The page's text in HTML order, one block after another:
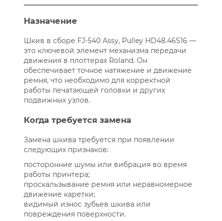
Назначение
Шкив в сборе FJ-540 Assy, Pulley HD48.46S16 —
это ключевой элемент механизма передачи
движения в плоттерах Roland. Он
обеспечивает точное натяжение и движение
ремня, что необходимо для корректной
работы печатающей головки и других
подвижных узлов.
Когда требуется замена
Замена шкива требуется при появлении
следующих признаков:
посторонние шумы или вибрация во время
работы принтера;
проскальзывание ремня или неравномерное
движение каретки;
видимый износ зубьев шкива или
повреждения поверхности.